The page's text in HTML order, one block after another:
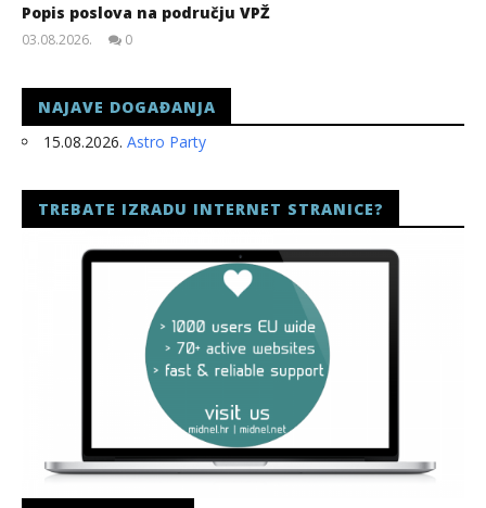
Popis poslova na području VPŽ
03.08.2026.
0
NAJAVE DOGAĐANJA
15.08.2026. Astro Party
TREBATE IZRADU INTERNET STRANICE?